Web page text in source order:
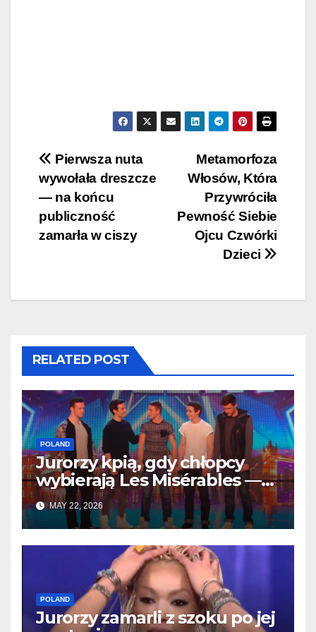
Post
navigation
Metamorfoza
Włosów, Która
Przywróciła
Pewność Siebie
Ojcu Czwórki
Dzieci
Pierwsza nuta
wywołała dreszcze
— na końcu
publiczność
zamarła w ciszy
RELATED POST
POLAND
Jurorzy kpią, gdy chłopcy
wybierają Les Misérables —
ale po kilku sekundach
wszystko się zmienia
MAY 22, 2026
POLAND
Jurorzy zamarli z szoku po jej